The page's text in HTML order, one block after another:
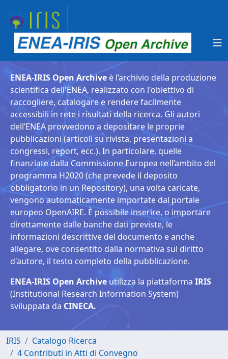
ENEA-IRIS Open Archive è l’archivio della produzione
scientifica dell'ENEA, realizzato con l'obiettivo di
raccogliere, catalogare e rendere facilmente
accessibili in rete i risultati della ricerca. Gli autori
dell’ENEA provvedono a depositare le proprie
pubblicazioni (articoli su rivista, presentazioni a
congressi, report, ecc.). In particolare, quelle
finanziate dalla Commissione Europea nell’ambito del
programma H2020 (che prevede il deposito
obbligatorio in un Repository), una volta caricate,
vengono automaticamente importate dal portale
europeo OpenAIRE. È possibile inserire, o importare
direttamente dalle banche dati previste, le
informazioni descrittive del documento e anche
allegare, ove consentito dalla normativa sul diritto
d'autore, il testo completo della pubblicazione.
ENEA-IRIS Open Archive utilizza la piattaforma IRIS
(Institutional Research Information System)
sviluppata da CINECA.
IRIS
Catalogo Ricerca
4 Contributi in Atti di Convegno